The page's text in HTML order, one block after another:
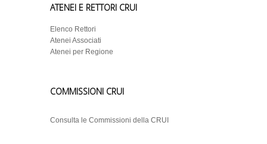
ATENEI E RETTORI CRUI
Elenco Rettori
Atenei Associati
Atenei per Regione
COMMISSIONI CRUI
Consulta le Commissioni della CRUI